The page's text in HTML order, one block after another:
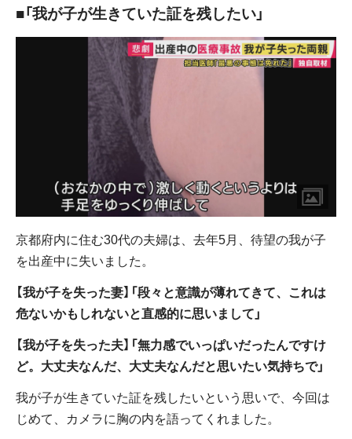
■「我が子が生きていた証を残したい」
京都府内に住む30代の夫婦は、去年5月、待望の我が子
を出産中に失いました。
【我が子を失った妻】「段々と意識が薄れてきて、これは
危ないかもしれないと直感的に思いまして」
【我が子を失った夫】「無力感でいっぱいだったんですけ
ど。大丈夫なんだ、大丈夫なんだと思いたい気持ちで」
我が子が生きていた証を残したいという思いで、今回は
じめて、カメラに胸の内を語ってくれました。